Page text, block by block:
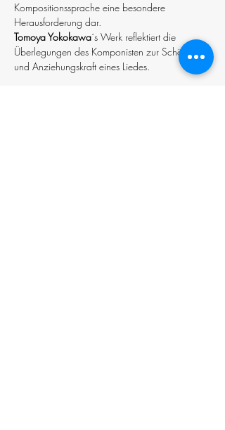
Kompositionssprache eine besondere
Herausforderung dar.
Tomoya Yokokawa´s Werk reflektiert die
Überlegungen des Komponisten zur Schönheit
und Anziehungskraft eines Liedes.